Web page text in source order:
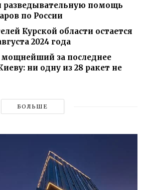
разведывательную помощь
по России
Курской области остается
2024 года
мощнейший за последнее
ни одну из 28 ракет не
БОЛЬШЕ